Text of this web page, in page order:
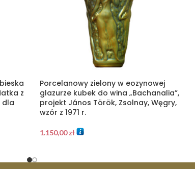
z
dla
Porcelanowy zielony w eozynowej
glazurze kubek do wina „Bachanalia”,
projekt János Török, Zsolnay, Węgry,
wzór z 1971 r.
1.150,00zł